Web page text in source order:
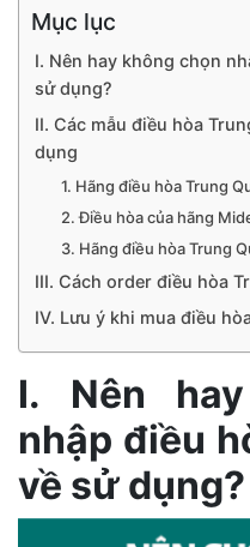
Mục lục
I. Nên hay không chọn
sử dụng?
II. Các mẫu điều hòa
dụng
1. Hãng điều hòa Trung
2. Điều hòa của hãng
3. Hãng điều hòa Trung
III. Cách order điều hòa
IV. Lưu ý khi mua điều
I. Nên
nhập điều
về sử dụng?